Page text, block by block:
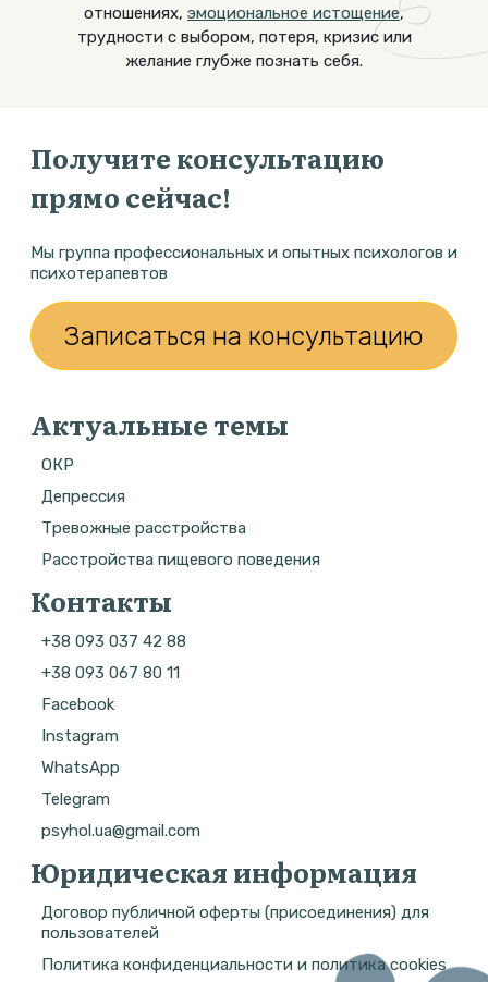
отношениях, эмоциональное истощение,
трудности с выбором, потеря, кризис или
желание глубже познать себя.
Получите консультацию
прямо сейчас!
Мы группа профессиональных и опытных психологов и
психотерапевтов
Записаться на консультацию
Актуальные темы
ОКР
Депрессия
Тревожные расстройства
Расстройства пищевого поведения
Контакты
+38 093 037 42 88
+38 093 067 80 11
Facebook
Instagram
WhatsApp
Telegram
psyhol.ua@gmail.com
Юридическая информация
Договор публичной оферты (присоединения) для
пользователей
Политика конфиденциальности и политика cookies